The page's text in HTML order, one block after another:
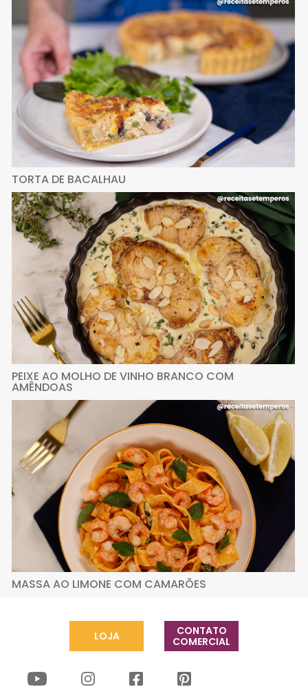
TORTA DE BACALHAU
PEIXE AO MOLHO DE VINHO BRANCO COM
AMÊNDOAS
MASSA AO LIMONE COM CAMARÕES
LOJA
CONTATO
COMERCIAL